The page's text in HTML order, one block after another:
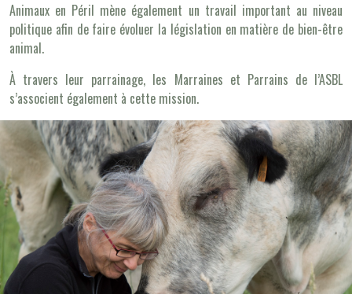
Animaux en Péril mène également un travail important au niveau
politique afin de faire évoluer la législation en matière de bien-être
animal.
À travers leur parrainage, les Marraines et Parrains de l’ASBL
s’associent également à cette mission.